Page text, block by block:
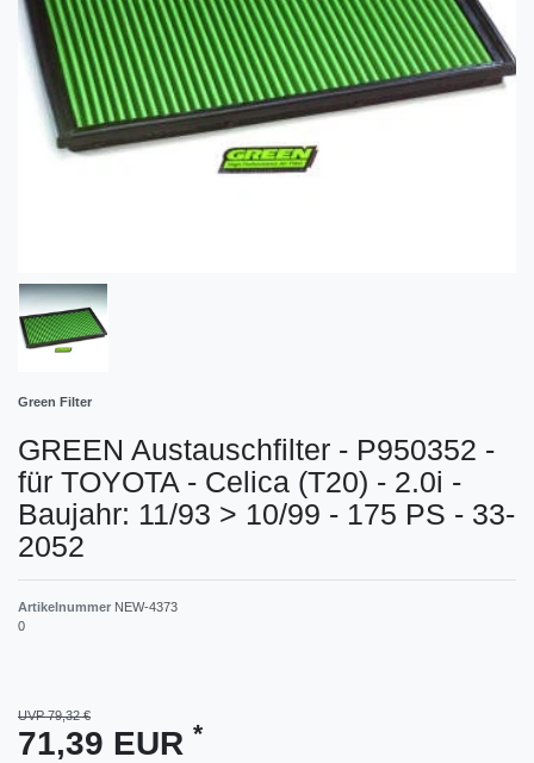
Green Filter
GREEN Austauschfilter - P950352 -
für TOYOTA - Celica (T20) - 2.0i -
Baujahr: 11/93 > 10/99 - 175 PS - 33-
2052
Artikelnummer NEW-4373
0
UVP 79,32 €
71,39 EUR *